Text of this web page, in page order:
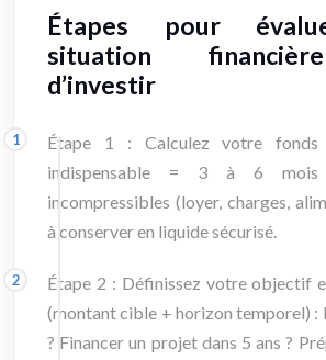
Étapes pour
situation
d’investir
Étape 1 : Calculez votre fonds
indispensable = 3 à 6 mois
incompressibles (loyer, charges,
à conserver en liquide sécurisé.
Étape 2 : Définissez votre objectif
(montant cible + horizon temporel) :
? Financer un projet dans 5 ans ?